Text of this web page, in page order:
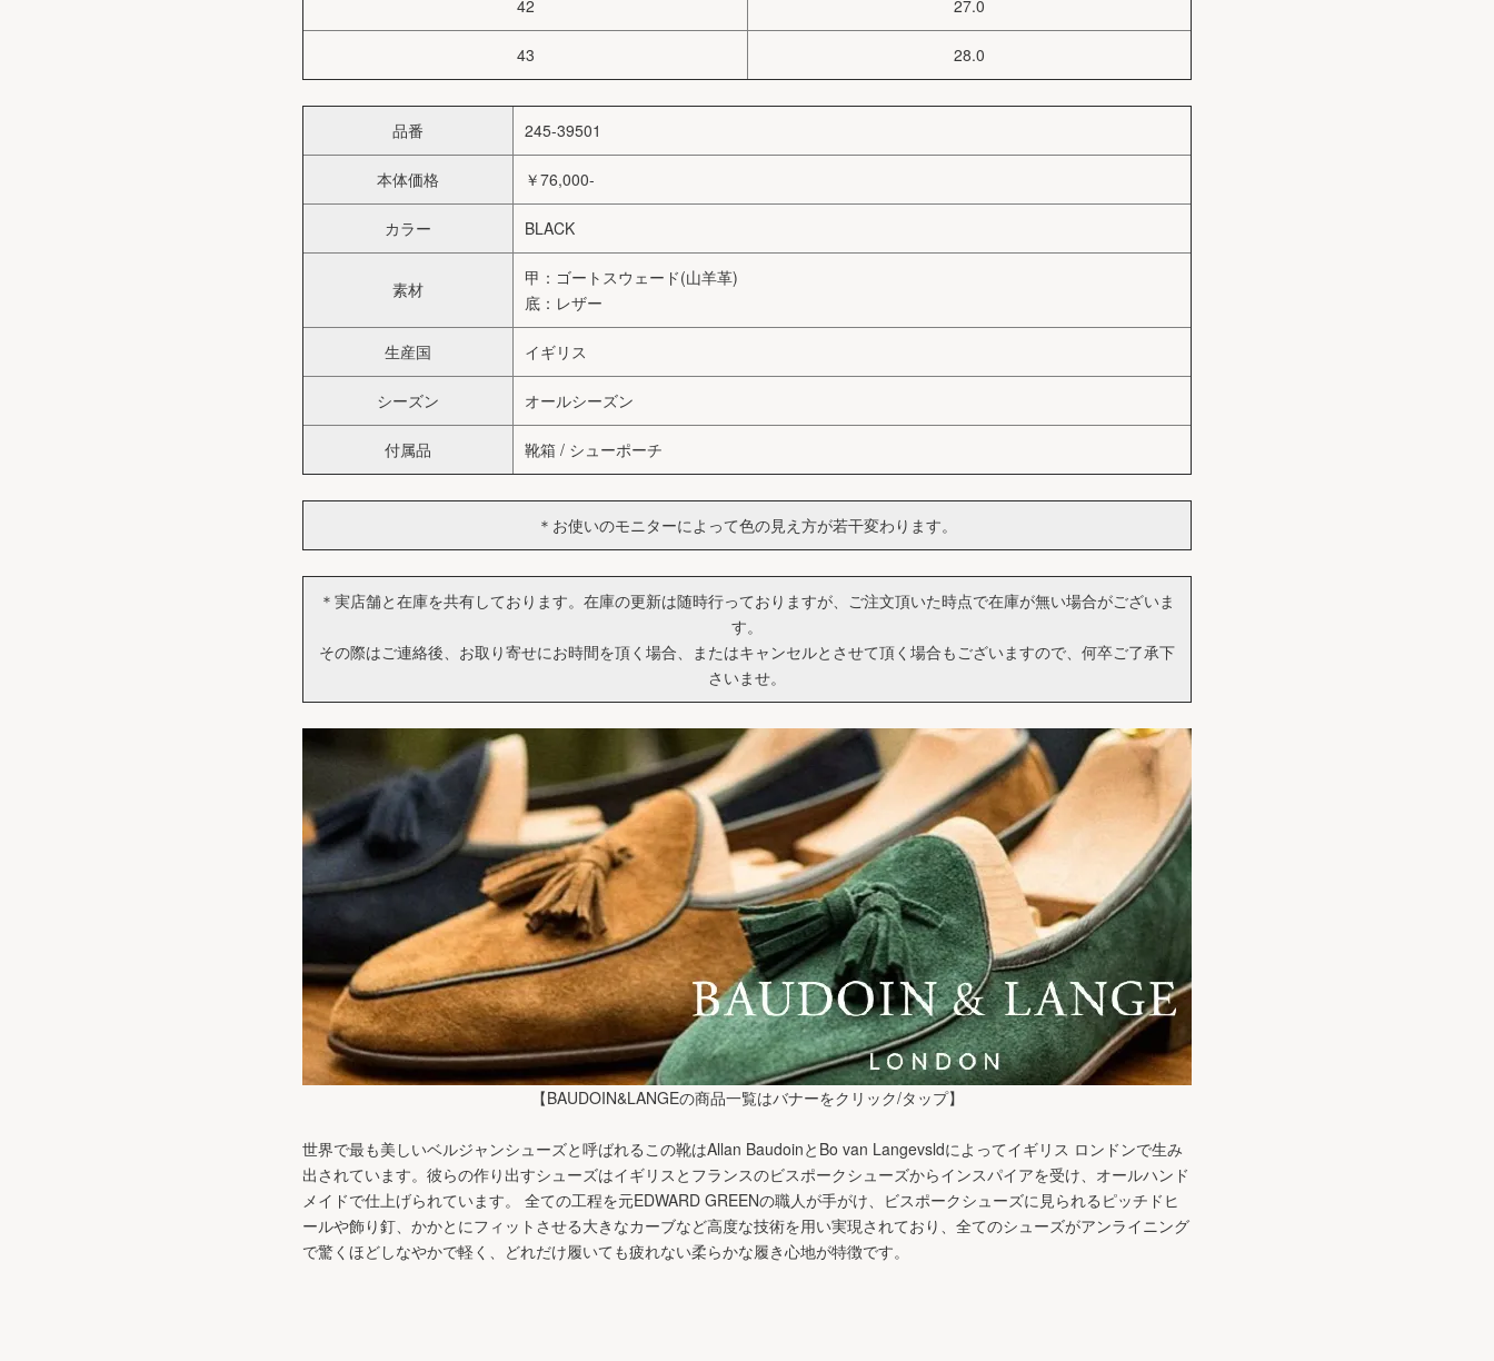
42 27.0
43 28.0
品番 245-39501
本体価格 ￥76,000-
カラー BLACK
素材
甲：ゴートスウェード(山羊革)
底：レザー
生産国 イギリス
シーズン オールシーズン
付属品 靴箱 / シューポーチ
＊お使いのモニターによって色の見え方が若干変わります。
＊実店舗と在庫を共有しております。在庫の更新は随時行っておりますが、ご注文頂いた時点で在庫が無い場合がございま
す。
その際はご連絡後、お取り寄せにお時間を頂く場合、またはキャンセルとさせて頂く場合もございますので、何卒ご了承下
さいませ。
【BAUDOIN&LANGEの商品一覧はバナーをクリック/タップ】
世界で最も美しいベルジャンシューズと呼ばれるこの靴はAllan BaudoinとBo van Langevsldによってイギリス ロンドンで生み
出されています。彼らの作り出すシューズはイギリスとフランスのビスポークシューズからインスパイアを受け、オールハンド
メイドで仕上げられています。 全ての工程を元EDWARD GREENの職人が手がけ、ビスポークシューズに見られるピッチドヒ
ールや飾り釘、かかとにフィットさせる大きなカーブなど高度な技術を用い実現されており、全てのシューズがアンライニング
で驚くほどしなやかで軽く、どれだけ履いても疲れない柔らかな履き心地が特徴です。